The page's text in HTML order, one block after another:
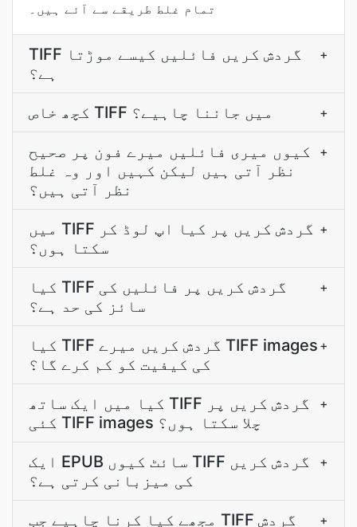
تمام غلط طریقے سے آئے ہیں۔
TIFF گردش کریں فائلیں کیسے موڑتا
ہے؟
+
کچھ خاص TIFF میں جاننا چاہیے؟ +
کیوں میری فائلیں میرے فون پر صحیح
نظر آتی ہیں لیکن کہیں اور وہ غلط
نظر آتی ہیں؟
+
میں TIFF گردش کریں پر کیا اپ لوڈ کر
سکتا ہوں؟
+
کیا TIFF گردش کریں پر فائلیں کی
سائز کی حد ہے؟
+
کیا TIFF گردش کریں میرے TIFF images
کی کیفیت کو کم کرے گا؟
+
کیا میں ایک ساتھ TIFF گردش کریں پر
کئی TIFF images چلا سکتا ہوں؟
+
ایک EPUB سائٹ کیوں TIFF گردش کریں
کی میزبانی کرتی ہے؟
+
مجھے کیا کرنا چاہیے جب TIFF گردش
+